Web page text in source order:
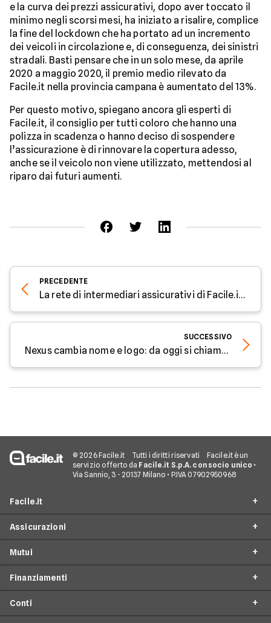
e la curva dei prezzi assicurativi, dopo aver toccato il
minimo negli scorsi mesi, ha iniziato a risalire, complice
la fine del lockdown che ha portato ad un incremento
dei veicoli in circolazione e, di conseguenza, dei sinistri
stradali. Basti pensare che in un solo mese, da aprile
2020 a maggio 2020, il premio medio rilevato da
Facile.it nella provincia campana è aumentato del 13%.
Per questo motivo, spiegano ancora gli esperti di
Facile.it, il consiglio per tutti coloro che hanno una
polizza in scadenza o hanno deciso di sospendere
l’assicurazione è di rinnovare la copertura adesso,
anche se il veicolo non viene utilizzato, mettendosi al
riparo dai futuri aumenti.
PRECEDENTE
La rete di intermediari assicurativi di Facile.it da oggi si chiamerà Facile.it Partner
SUCCESSIVO
Nexus cambia nome e logo: da oggi si chiamerà Facile.it Mutui e Prestiti
© 2026 Facile.it Tutti i diritti riservati
Facile.it è un
servizio offerto da Facile.it S.p.A. con socio unico •
Via Sannio, 3 - 20137 Milano • P.IVA 07902950968
Facile.it
Perché scegliere Facile.it
Spot TV
Assicurazioni
Preventivo Assicurazioni Auto
Assicurazioni Moto
Mutui
Surroga Mutuo
Finanziamenti
Conti